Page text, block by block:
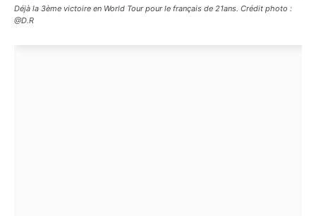
Déjà la 3ème victoire en World Tour pour le français de 21ans. Crédit photo :
@D.R